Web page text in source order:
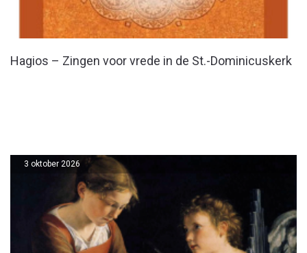
Hagios – Zingen voor vrede in de St.-Dominicuskerk
3 oktober 2026